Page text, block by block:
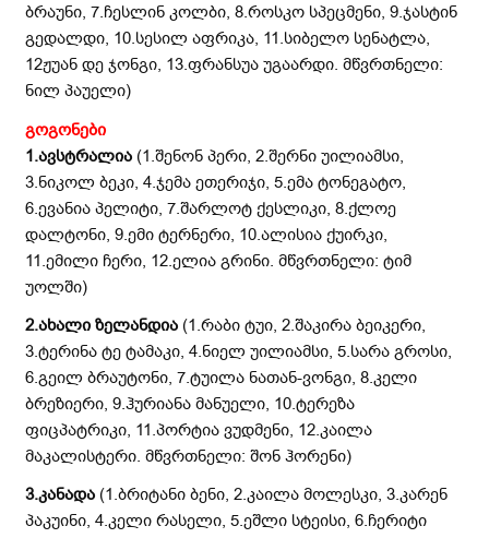
ბრაუნი, 7.ჩესლინ კოლბი, 8.როსკო სპეცმენი, 9.ჯასტინ
გედალდი, 10.სესილ აფრიკა, 11.სიბელო სენატლა,
12ჟუან დე ჯონგი, 13.ფრანსუა უგაარდი. მწვრთნელი:
ნილ პაუელი)
გოგონები
1.ავსტრალია(1.შენონ პერი, 2.შერნი უილიამსი,
3.ნიკოლ ბეკი, 4.ჯემა ეთერიჯი, 5.ემა ტონეგატო,
6.ევანია პელიტი, 7.შარლოტ ქესლიკი, 8.ქლოე
დალტონი, 9.ემი ტერნერი, 10.ალისია ქუირკი,
11.ემილი ჩერი, 12.ელია გრინი. მწვრთნელი: ტიმ
უოლში)
2.ახალი ზელანდია(1.რაბი ტუი, 2.შაკირა ბეიკერი,
3.ტერინა ტე ტამაკი, 4.ნიელ უილიამსი, 5.სარა გროსი,
6.გეილ ბრაუტონი, 7.ტუილა ნათან-ვონგი, 8.კელი
ბრეზიერი, 9.ჰურიანა მანუელი, 10.ტერეზა
ფიცპატრიკი, 11.პორტია ვუდმენი, 12.კაილა
მაკალისტერი. მწვრთნელი: შონ ჰორენი)
3.კანადა(1.ბრიტანი ბენი, 2.კაილა მოლესკი, 3.კარენ
პაკუინი, 4.კელი რასელი, 5.ეშლი სტეისი, 6.ჩერიტი